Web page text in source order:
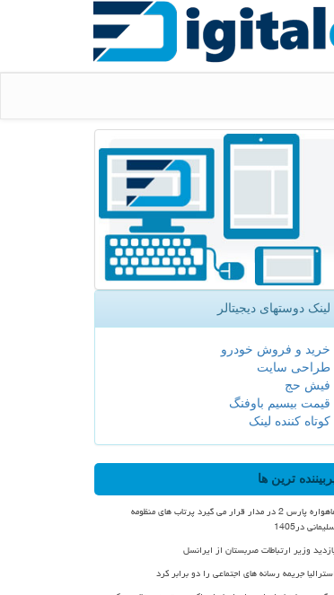
لینک دوستهای دیجیتالر
خرید و فروش خودرو
طراحی سایت
فیش حج
قیمت بیسیم باوفنگ
کوتاه کننده لینک
ترین ها
ماهواره پارس 2 در مدار قرار می گیرد پرتاب های منظومه
در1405
وزیر ارتباطات صربستان از ایرانسل
استرالیا جریمه رسانه های اجتماعی را دو برابر کرد